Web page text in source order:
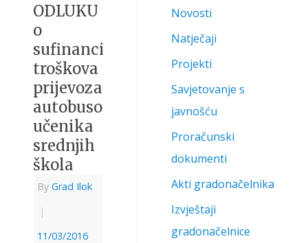
ODLUKU
o
sufinanciranju
troškova
prijevoza
autobusom
učenika
srednjih
škola
By Grad Ilok
|
11/03/2016
Novosti
Natječaji
Projekti
Savjetovanje s
javnošću
Proračunski
dokumenti
Akti gradonačelnika
Izvještaji
gradonačelnice